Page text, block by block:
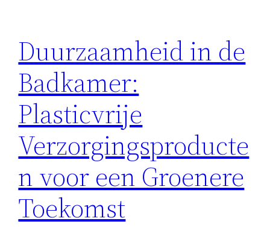
Duurzaamheid in de
Badkamer:
Plasticvrije
Verzorgingsproducte
n voor een Groenere
Toekomst